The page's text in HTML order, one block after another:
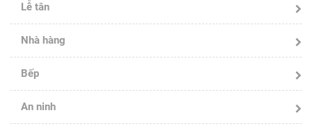
Lễ tân
Nhà hàng
Bếp
An ninh